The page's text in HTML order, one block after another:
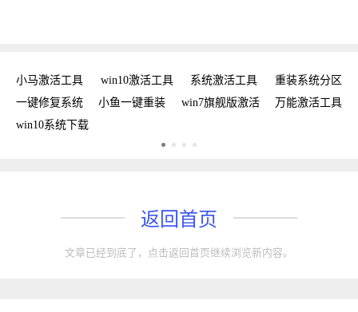
小马激活工具 win10激活工具 系统激活工具
重装系统分区
一键修复系统
小鱼一键重装 win7旗舰版激活
万能激活工具
win10系统下载
返回首页
文章已经到底了，点击返回首页继续浏览新内容。